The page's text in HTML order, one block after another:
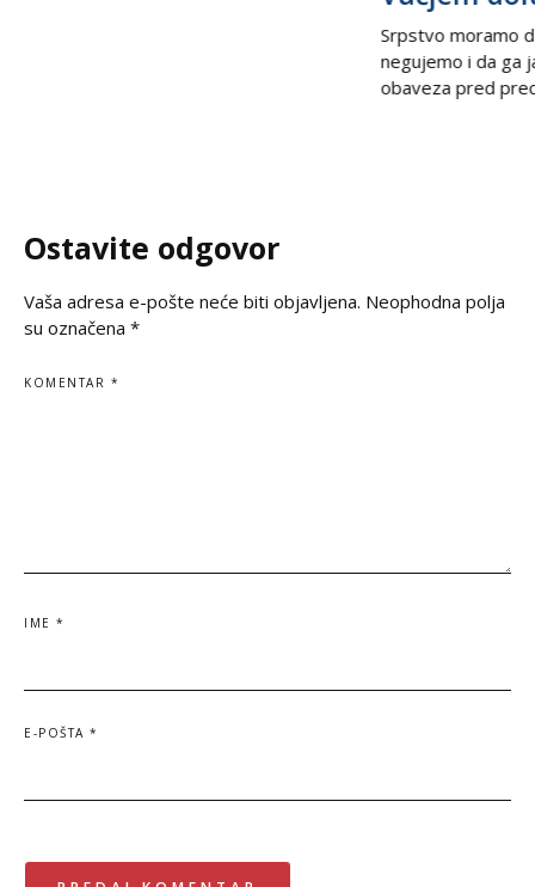
Srpstvo moramo
negujemo i da ga
obaveza pred
Ostavite odgovor
Vaša adresa e-pošte neće biti objavljena. Neophodna polja
su označena *
KOMENTAR *
IME *
E-POŠTA *